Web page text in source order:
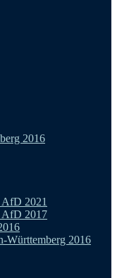
2016
AfD 2021
AfD 2017
Württemberg 2016